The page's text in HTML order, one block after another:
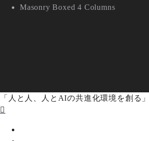
Masonry Boxed 4 Columns
「人と人、人とAIの共進化環境を創る」